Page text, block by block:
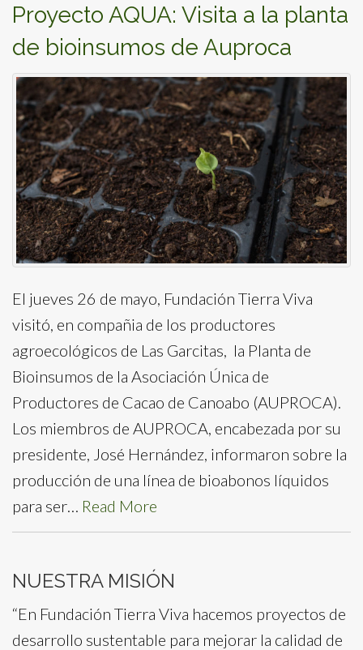
Proyecto AQUA: Visita a la planta
de bioinsumos de Auproca
El jueves 26 de mayo, Fundación Tierra Viva
visitó, en compañia de los productores
agroecológicos de Las Garcitas, la Planta de
Bioinsumos de la Asociación Única de
Productores de Cacao de Canoabo (AUPROCA).
Los miembros de AUPROCA, encabezada por su
presidente, José Hernández, informaron sobre la
producción de una línea de bioabonos líquidos
para ser… Read More
NUESTRA MISIÓN
“En Fundación Tierra Viva hacemos proyectos de
desarrollo sustentable para mejorar la calidad de